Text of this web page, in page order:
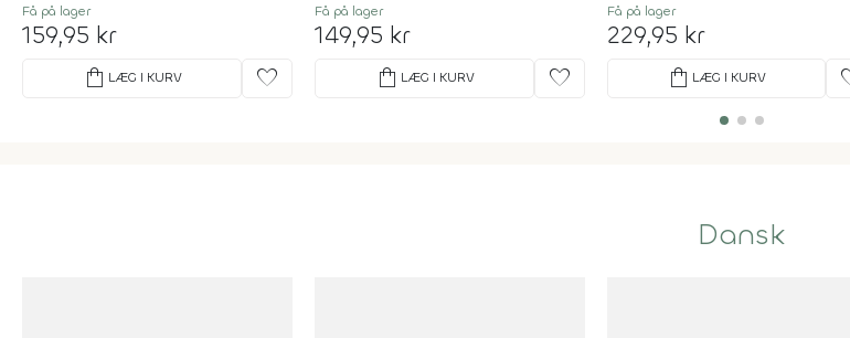
Få på lager
159,95 kr
shopping_bag LÆG I KURV favorite
Få på lager
149,95 kr
shopping_bag LÆG I KURV favorite
Få på lager
229,95 kr
shopping_bag LÆG I KURV
Dansk